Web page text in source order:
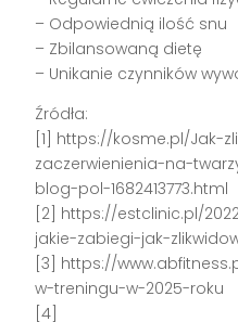
– Odpowiednią ilość snu
– Zbilansowaną dietę
– Unikanie czynników
Źródła:
[1] https://kosme.pl/Jak-
zaczerwienienia-na-
blog-pol-1682413773.html
[2] https://estclinic.pl/
jakie-zabiegi-jak-
[3] https://
w-treningu-w-2025-roku
[4]